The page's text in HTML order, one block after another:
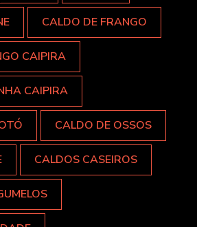
CALDO DE FRANGO
CAIPIRA
CAIPIRA
CALDO DE OSSOS
CALDOS CASEIROS